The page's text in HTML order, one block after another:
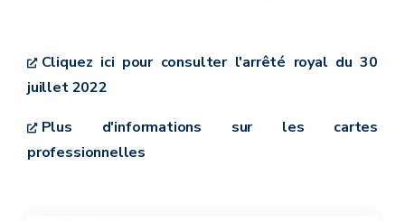
Cliquez ici pour consulter l'arrêté royal du 30
juillet 2022
Plus d'informations sur les cartes
professionnelles